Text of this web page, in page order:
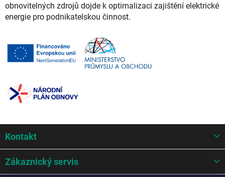
obnovitelných zdrojů dojde k optimalizaci zajištění elektrické
energie pro podnikatelskou činnost.
p
t
Kontakt
Zákaznický servis